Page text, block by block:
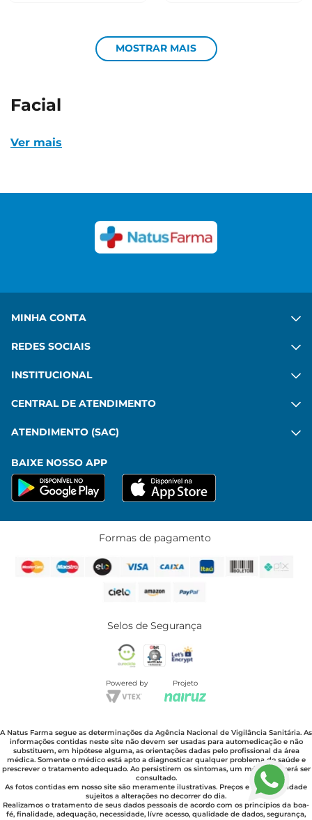
MOSTRAR MAIS
facial
Ver mais
MINHA CONTA
REDES SOCIAIS
INSTITUCIONAL
CENTRAL DE ATENDIMENTO
ATENDIMENTO (SAC)
BAIXE NOSSO APP
Formas de pagamento
Selos de Segurança
Powered by Projeto
A Natus Farma segue as determinações da Agência Nacional de Vigilância Sanitária. As
informações contidas neste site não devem ser usadas para automedicação e não
substituem, em hipótese alguma, as orientações dadas pelo profissional da área
médica. Somente o médico está apto a diagnosticar qualquer problema de saúde e
prescrever o tratamento adequado. Ao persistirem os sintomas, um médico deverá ser
consultado.
As fotos contidas em nosso site são meramente ilustrativas. Preços e disponibilidade
sujeitos a alterações no decorrer do dia.
Realizamos o tratamento de seus dados pessoais de acordo com os princípios da boa-
fé, finalidade, adequação, necessidade, lívre acesso, qualidade de dados, segurança,